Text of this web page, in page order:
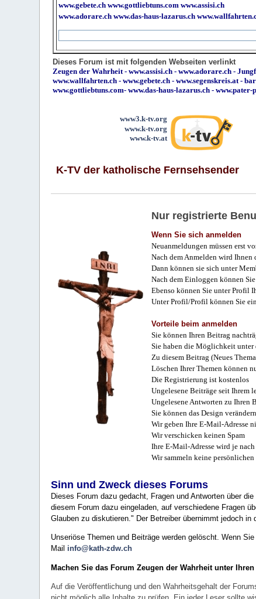
www.gebete.ch www.gottliebtuns.com www.assisi.ch
www.adorare.ch www.das-haus-lazarus.ch
Dieses Forum ist mit folgenden Webseiten verlinkt
Zeugen der Wahrheit-www.assisi.ch -www.adorare.ch -
www.wallfahrten.ch -www.gebete.ch -www.segenskreis.at-
www.gottliebtuns.com-www.das-haus-lazarus.ch - www.pater-
www3.k-tv.org
www.k-tv.org
www.k-tv.at
K-TV der katholische Fernsehsender
Nur registrierte
Wenn Sie sich anmelden
Neuanmeldungen müssen erst
Nach dem Anmelden wird Ihnen
Dann können sie sich unter
Nach dem Einloggen können
Ebenso können Sie unter Profil
Unter Profil/Profil können Sie
Vorteile beim anmelden
Sie können Ihren Beitrag
Sie haben die Möglichkeit unter
Zu diesem Beitrag (Neues
Löschen Ihrer Themen können
Die Registrierung ist kostenlos
Ungelesene Beiträge seit Ihrem
Ungelesene Antworten zu Ihren
Sie können das Design
Wir geben Ihre E-Mail-Adresse
Wir verschicken keinen Spam
Ihre E-Mail-Adresse wird je
Wir sammeln keine
Sinn und Zweck dieses Forums
Dieses Forum dazu gedacht, Fragen und Antworten über
diesem Forum dazu eingeladen, auf verschiedene Fragen
Glauben zu diskutieren." Der Betreiber übernimmt jedoch
Unseriöse Themen und Beiträge werden gelöscht. Wenn
Mail info@kath-zdw.ch
Machen Sie das Forum Zeugen der Wahrheit unter
Auf die Veröffentlichung und den Wahrheitsgehalt der